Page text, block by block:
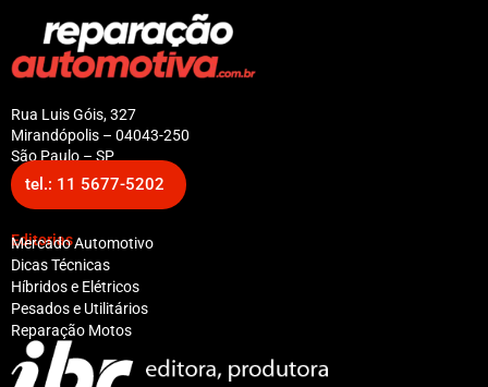
Rua Luis Góis, 327
Mirandópolis – 04043-250
São Paulo – SP
tel.: 11 5677-5202
Editorias
Mercado Automotivo
Dicas Técnicas
Híbridos e Elétricos
Pesados e Utilitários
Reparação Motos